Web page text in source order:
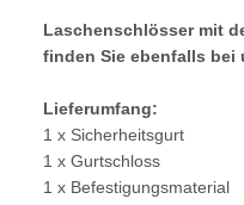
Laschenschlösser mit
finden Sie ebenfalls bei
Lieferumfang:
1 x Sicherheitsgurt
1 x Gurtschloss
1 x Befestigungsmaterial